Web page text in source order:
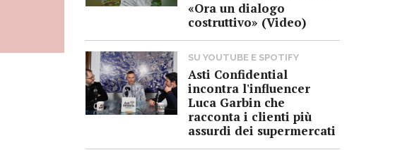
«Ora un dialogo
costruttivo» (Video)
SU YOUTUBE E SPOTIFY
Asti Confidential
incontra l'influencer
Luca Garbin che
racconta i clienti più
assurdi dei supermercati